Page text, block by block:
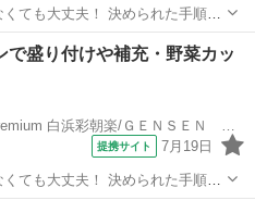
くても大丈夫！ 決められた手順に
】 ホテルのキッチン
「専門的で難しそう」と思われ
キッチン
で盛り付けや補充・野菜カッ
大江戸温泉物語Premium 白浜彩朝楽/ＧＥＮＳＥＮ ＨＯＬＤＩＮＧＳ株式会社
提携サイト 7月19日
ても大丈夫！ 決められた手順に
】 ホテルのキッチン